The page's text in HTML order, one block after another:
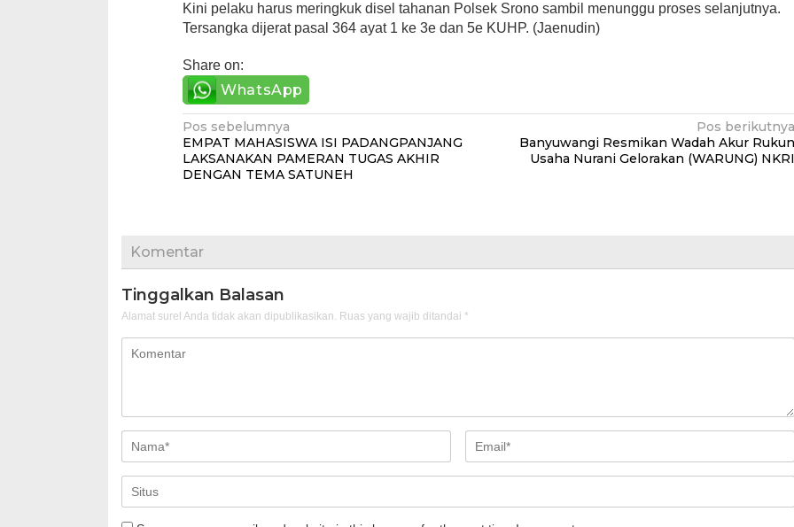
Kini pelaku harus meringkuk disel tahanan Polsek Srono sambil menunggu proses selanjutnya.
Tersangka dijerat pasal 364 ayat 1 ke 3e dan 5e KUHP. (Jaenudin)
Share on:
WhatsApp
Navigasi
pos
Pos sebelumnya
EMPAT MAHASISWA ISI PADANGPANJANG
LAKSANAKAN PAMERAN TUGAS AKHIR
DENGAN TEMA SATUNEH
Pos berikutnya
Banyuwangi Resmikan Wadah Akur Rukun
Usaha Nurani Gelorakan (WARUNG) NKRI
Komentar
Tinggalkan Balasan
Alamat surel Anda tidak akan dipublikasikan. Ruas yang wajib ditandai *